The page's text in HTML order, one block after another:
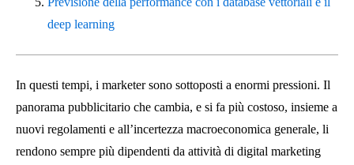
deep learning
In questi tempi, i marketer sono sottoposti a enormi pressioni. Il
panorama pubblicitario che cambia, e si fa più costoso, insieme a
nuovi regolamenti e all’incertezza macroeconomica generale, li
rendono sempre più dipendenti da attività di digital marketing